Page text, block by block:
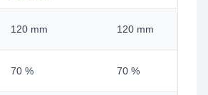
120 mm 120 mm
70 % 70 %